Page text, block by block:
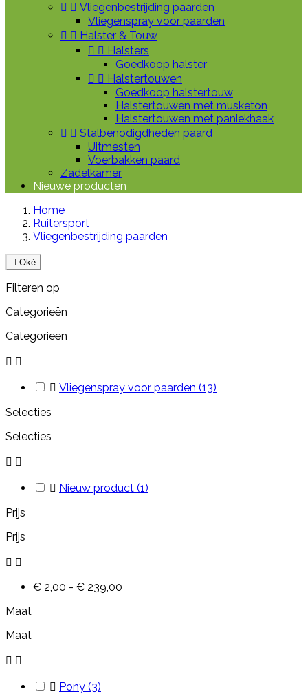
  Vliegenbestrijding paarden
Vliegenspray voor paarden
  Halster & Touw
  Halsters
Goedkoop halster
  Halstertouwen
Goedkoop halstertouw
Halstertouwen met musketon
Halstertouwen met paniekhaak
  Stalbenodigdheden paard
Uitmesten
Voerbakken paard
Zadelkamer
Nieuwe producten
Home
Ruitersport
Vliegenbestrijding paarden
 Oké
Filteren op
Categorieën
Categorieën
 
 Vliegenspray voor paarden (13)
Selecties
Selecties
 
 Nieuw product (1)
Prijs
Prijs
 
€ 2,00 - € 239,00
Maat
Maat
 
 Pony (3)